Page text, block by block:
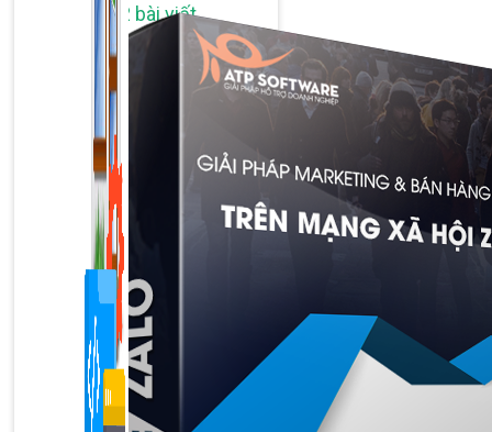
1,422 bài viết